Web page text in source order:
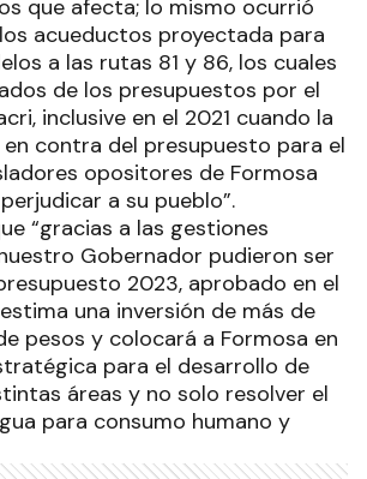
que afecta; lo mismo ocurrió
acueductos proyectada para
a las rutas 81 y 86, los cuales
de los presupuestos por el
inclusive en el 2021 cuando la
contra del presupuesto para el
opositores de Formosa
a su pueblo”.
“gracias a las gestiones
Gobernador pudieron ser
2023, aprobado en el
una inversión de más de
pesos y colocará a Formosa en
para el desarrollo de
áreas y no solo resolver el
para consumo humano y